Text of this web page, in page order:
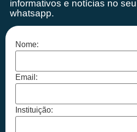
informativos e notícias no
whatsapp.
Nome:
Email:
Instituição: